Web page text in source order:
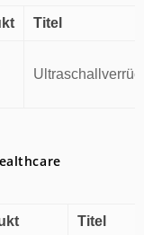
Titel
Titel